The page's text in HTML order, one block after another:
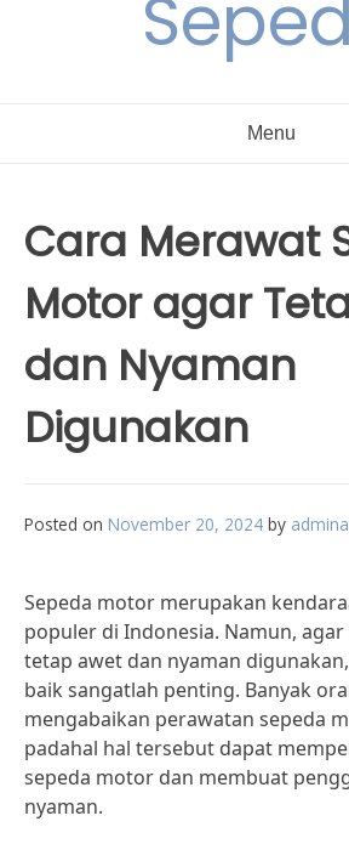
Menu
Cara Merawat
Motor agar
dan Nyaman
Digunakan
Posted on November 20, 2024 by
Sepeda motor merupakan
populer di Indonesia. Namun,
tetap awet dan nyaman
baik sangatlah penting. Banyak
mengabaikan perawatan sepeda
padahal hal tersebut dapat
sepeda motor dan membuat
nyaman.